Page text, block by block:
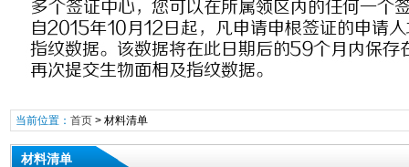
当前位置： 首页> 材料清单
材料清单